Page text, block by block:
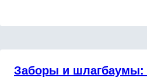
Заборы и шлагбаумы: